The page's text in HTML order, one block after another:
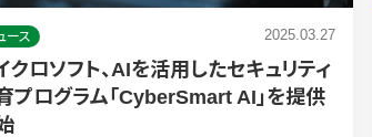
ース 2025.03.27
クロソフト、AIを活用したセキュリティ
プログラム「CyberSmart AI」を提供